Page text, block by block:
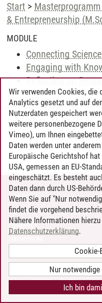
Start >
& Entrepreneurship
MODULE
Connecting
Engaging with
Reflecting on
Timo Leder/30.06.2024
KONTAKT
LEUPHANA ALS ARBEITGEBER
INTRANET
BARRIEREFREIHEIT
COOKIE-EINSTELLUNGEN
Wir verwenden Cookies, die
Analytics gesetzt und auf
Nutzerdaten gespeichert
weitere personenbezogene
Vimeo), um Ihnen
Daten werden unter
Europäische Gerichtshof
USA, gemessen an EU-
eingeschätzt. Es besteht
Daten dann durch US-
Wenn Sie auf "Nur
findet die vorgehend
Nähere Informationen
Datenschutzerklärung.
Cookie-
Nur
Ich bin